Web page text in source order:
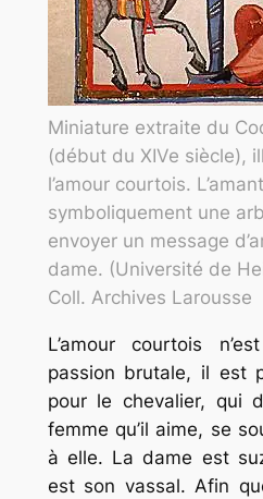
Miniature extraite du
(début du XIVe siècle),
l’amour courtois.
symboliquement une
envoyer un message
dame. (Université de
Coll. Archives Larousse
L’amour courtois
passion brutale, il est
pour le chevalier, qui
femme qu’il aime, se
à elle. La dame est
est son vassal. Afin